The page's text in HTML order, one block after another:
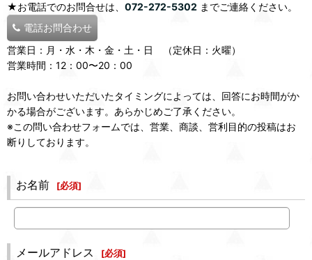
★お電話でのお問合せは、 072-272-5302 までご連絡ください。
電話お問合わせ
営業日：月・水・木・金・土・日 （定休日：火曜）
営業時間：12：00〜20：00
お問い合わせいただいたタイミングによっては、回答にお時間がか
かる場合がございます。あらかじめご了承ください。
※この問い合わせフォームでは、営業、商談、営利目的の投稿はお
断りしております。
お名前 [必須]
メールアドレス [必須]